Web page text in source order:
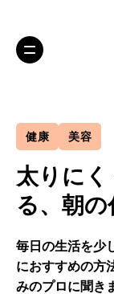
健康 美容
太りに
る、朝の
毎日の生活を少
におすすめの方
みのプロに聞き